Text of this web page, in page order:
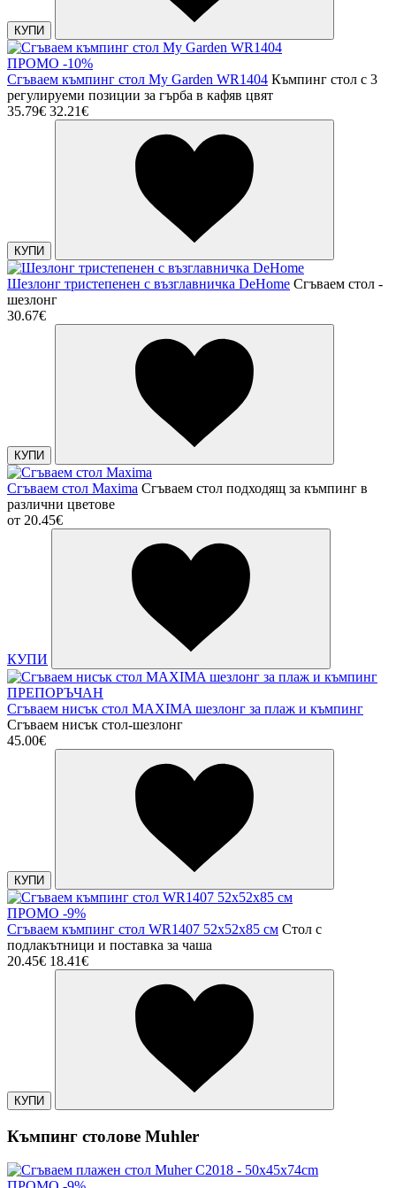
КУПИ
ПРОМО -10%
Сгъваем къмпинг стол My Garden WR1404 Къмпинг стол с 3
регулируеми позиции за гърба в кафяв цвят
35.79€ 32.21€
КУПИ
Шезлонг тристепенен с възглавничка DeHome Сгъваем стол -
шезлонг
30.67€
КУПИ
Сгъваем стол Maxima Сгъваем стол подходящ за къмпинг в
различни цветове
от 20.45€
КУПИ
ПРЕПОРЪЧАН
Сгъваем нисък стол MAXIMA шезлонг за плаж и къмпинг
Сгъваем нисък стол-шезлонг
45.00€
КУПИ
ПРОМО -9%
Сгъваем къмпинг стол WR1407 52х52х85 см Стол с
подлакътници и поставка за чаша
20.45€ 18.41€
КУПИ
Къмпинг столове Muhler